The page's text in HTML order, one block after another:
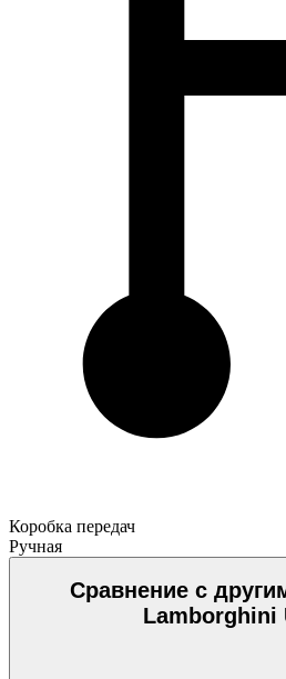
Коробка передач
Ручная
Сравнение с
Lamborghini